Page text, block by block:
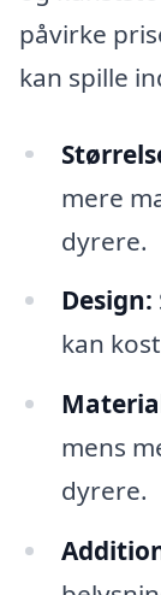
påvirke
kan spille
mere
dyrere.
Design:
kan
mens
dyrere.